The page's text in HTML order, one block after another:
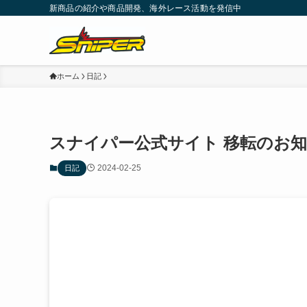
新商品の紹介や商品開発、海外レース活動を発信中
ホーム 日記
スナイパー公式サイト 移転のお
日記 2024-02-25